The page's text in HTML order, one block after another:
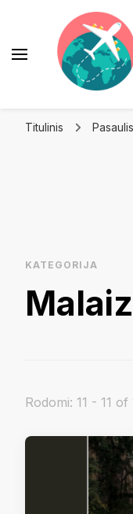
Titulinis Pasaulis
KATEGORIJA
Rodomi: 11 - 11 of